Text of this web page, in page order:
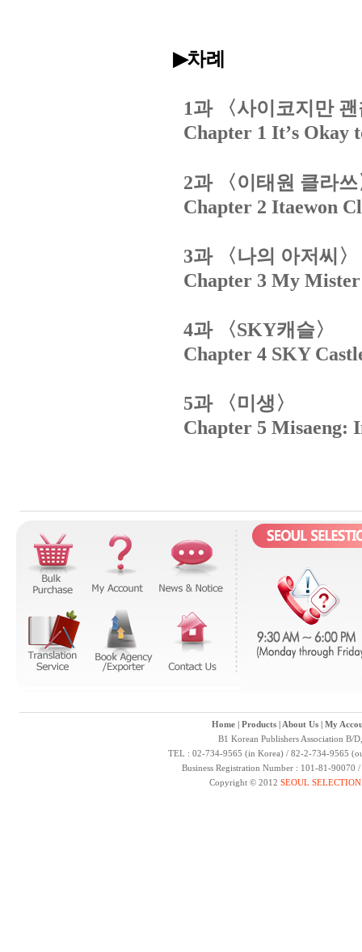
▶차례
1과 〈사이코지만
Chapter 1 It’s Okay
2과 〈이태원 클라
Chapter 2 Itaewon
3과 〈나의 아저씨〉
Chapter 3 My Mister
4과 〈SKY캐슬〉
Chapter 4 SKY
5과 〈미생〉
Chapter 5 Misaeng:
Home| Products| About Us| My
B1 Korean Publishers Association B/
TEL : 02-734-9565 (in Korea) / 82-2-734-9565
Business Registration Number : 101-81-
Copyright © 2012 SEOUL SELECTION